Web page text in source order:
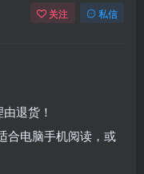
关注 私信
退货！
合电脑手机阅读，或